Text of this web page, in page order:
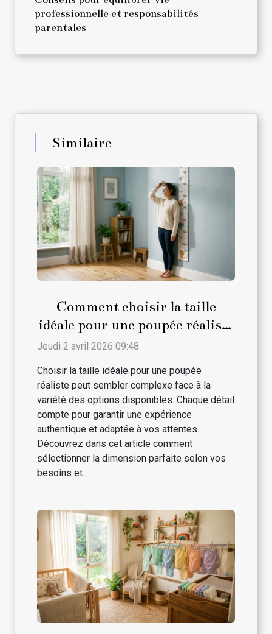
professionnelle et responsabilités
parentales
Similaire
Comment choisir la taille
idéale pour une poupée réaliste
?
Jeudi 2 avril 2026 09:48
Choisir la taille idéale pour une poupée
réaliste peut sembler complexe face à la
variété des options disponibles. Chaque détail
compte pour garantir une expérience
authentique et adaptée à vos attentes.
Découvrez dans cet article comment
sélectionner la dimension parfaite selon vos
besoins et...